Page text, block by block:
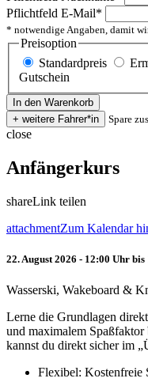
Pflichtfeld E-Mail*
* notwendige Angaben, damit
Preisoption
Standardpreis
Gutschein
Spare
close
Anfängerkurs
shareLink teilen
attachmentZum Kalendar
22. August 2026 - 12:00 Uhr
Wasserski, Wakeboard &
Lerne die Grundlagen
und maximalem
kannst du direkt sicher im
Flexibel: Kostenfreie